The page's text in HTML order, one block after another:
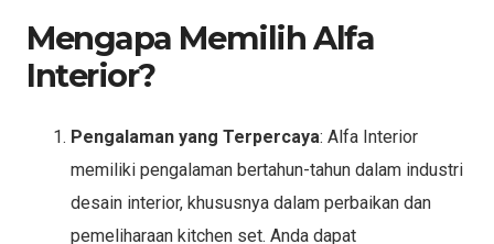
Mengapa Memilih Alfa
Interior?
Pengalaman yang Terpercaya: Alfa Interior
memiliki pengalaman bertahun-tahun dalam industri
desain interior, khususnya dalam perbaikan dan
pemeliharaan kitchen set. Anda dapat